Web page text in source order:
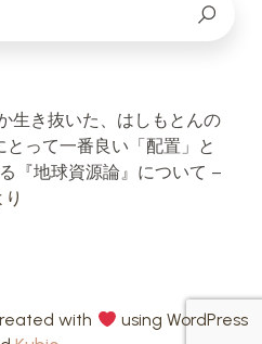
生き抜いた、はしもとんの
とって一番良い「配置」と
『地球資源論』について –
り
with
using WordPress